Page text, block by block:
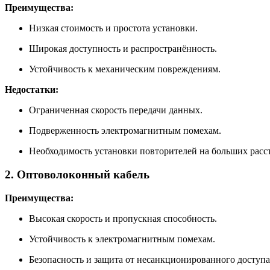
Преимущества:
Низкая стоимость и простота установки.
Широкая доступность и распространённость.
Устойчивость к механическим повреждениям.
Недостатки:
Ограниченная скорость передачи данных.
Подверженность электромагнитным помехам.
Необходимость установки повторителей на больших
2. Оптоволоконный кабель
Преимущества:
Высокая скорость и пропускная способность.
Устойчивость к электромагнитным помехам.
Безопасность и защита от несанкционированного